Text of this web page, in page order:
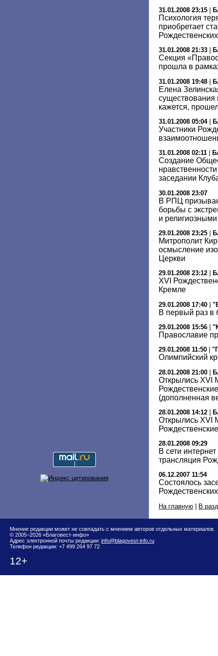
31.01.2008 23:15
Психология
приобретает
31.01.2008 21:33
Секция
прошла в
31.01.2008 19:48 |
Елена
кажется,
31.01.2008 05:04|
Участники
31.01.2008 02:11
Создание
заседании
30.01.2008 23:07
В РПЦ
борьбы с
и
29.01.2008 23:25
Митрополит
осмысление
Церкви
29.01.2008 23:12
XVI
Кремле
29.01.2008 17:40 |
В первый раз в
29.01.2008 15:56
Православие
29.01.2008 11:50
Олимпийский
28.01.2008 21:00 |
Открылись XVI
(дополненная
28.01.2008 14:12
Открылись XVI
28.01.2008 09:29
В сети
трансляция
06.12.2007 11:54
Состоялось
На главную В
Мнение редакции может не совпадать с мнением авторов отдельных материалов.
© 2005–2026 «Благовест-инфо»
Адрес электронной почты редакции: info@blagovest-info.ru
Телефон редакции: +7 499 264 97 72
12+